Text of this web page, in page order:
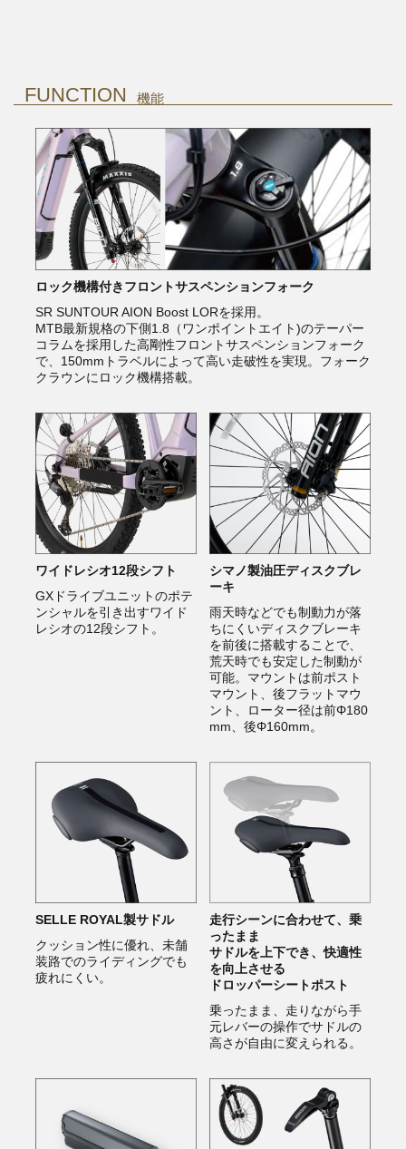
FUNCTION 機能
ロック機構付きフロントサスペンションフォーク
SR SUNTOUR AION Boost LORを採用。
MTB最新規格の下側1.8（ワンポイントエイト)のテーパー
コラムを採用した高剛性フロントサスペンションフォーク
で、150mmトラベルによって高い走破性を実現。フォーク
クラウンにロック機構搭載。
ワイドレシオ12段シフト
GXドライブユニットのポテ
ンシャルを引き出すワイド
レシオの12段シフト。
シマノ製油圧ディスクブレ
ーキ
雨天時などでも制動力が落
ちにくいディスクブレーキ
を前後に搭載することで、
荒天時でも安定した制動が
可能。マウントは前ポスト
マウント、後フラットマウ
ント、ローター径は前Φ180
mm、後Φ160mm。
SELLE ROYAL製サドル
クッション性に優れ、未舗
装路でのライディングでも
疲れにくい。
走行シーンに合わせて、乗
ったまま
サドルを上下でき、快適性
を向上させる
ドロッパーシートポスト
乗ったまま、走りながら手
元レバーの操作でサドルの
高さが自由に変えられる。